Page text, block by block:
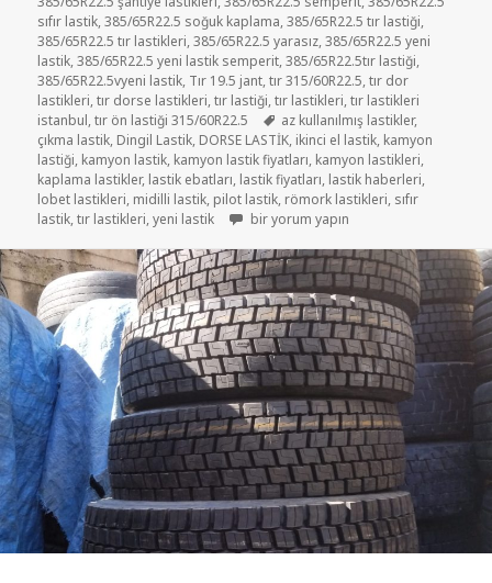
sıfır lastik,385/65R22.5 soğuk kaplama,385/65R22.5 tır lastiği,
385/65R22.5 tır lastikleri,385/65R22.5 yarasız,385/65R22.5 yeni
lastik,385/65R22.5 yeni lastik semperit,385/65R22.5tır lastiği,
385/65R22.5vyeni lastik, Tır 19.5 jant,tır 315/60R22.5,tır dor
lastikleri,tır dorse lastikleri,tır lastiği,tır lastikleri,tır lastikleri
istanbul,tır ön lastiği 315/60R22.5 Etiketler
az kullanılmış lastikler,
çıkma lastik, Dingil Lastik, DORSE LASTİK, ikinci el lastik, kamyon
lastiği, kamyon lastik, kamyon lastik fiyatları, kamyon lastikleri,
kaplama lastikler, lastik ebatları, lastik fiyatları, lastik haberleri,
lobet lastikleri, midilli lastik, pilot lastik, römork lastikleri, sıfır
lastik,tır lastikleri,yeni lastik TIR LASTİKLERİ İKİNCİ EL ÇIKMA
bir yorum yapın